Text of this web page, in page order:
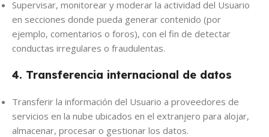
Supervisar, monitorear y moderar la actividad del Usuario
en secciones donde pueda generar contenido (por
ejemplo, comentarios o foros), con el fin de detectar
conductas irregulares o fraudulentas.
4. Transferencia internacional de datos
Transferir la información del Usuario a proveedores de
servicios en la nube ubicados en el extranjero para alojar,
almacenar, procesar o gestionar los datos.